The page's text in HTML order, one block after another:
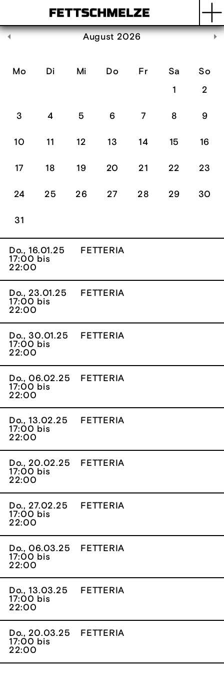
August 2026
Voriger Monat
Mo Di Mi Do Fr Sa
So
1
2
3 4 5 6 7 8 9
10 11 12 13 14 15 16
17 18 19 20 21 22 23
24 25 26 27 28 29 30
31
Do., 16.01.25
17:00 bis
22:00
FETTERIA
Do., 23.01.25
17:00 bis
22:00
FETTERIA
Do., 30.01.25
17:00 bis
22:00
FETTERIA
Do., 06.02.25
17:00 bis
22:00
FETTERIA
Do., 13.02.25
17:00 bis
22:00
FETTERIA
Do., 20.02.25
17:00 bis
22:00
FETTERIA
Do., 27.02.25
17:00 bis
22:00
FETTERIA
Do., 06.03.25
17:00 bis
22:00
FETTERIA
Do., 13.03.25
17:00 bis
22:00
FETTERIA
Do., 20.03.25
17:00 bis
22:00
FETTERIA